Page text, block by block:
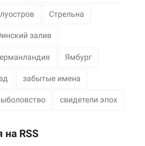
Стрельна
залив
Ямбург
забытые имена
свидетели эпох
на RSS